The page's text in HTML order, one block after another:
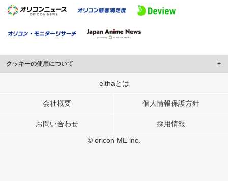
クッキーの使用について
このサイトでは Cookie を使用して、ユーザーに合わせたコンテンツや広告の
行っています。
メディアや広告配信、データ解析の各パートナーに提供しています。
elthaとは
会社概要 個人情報保護方針
お問い合わせ 採用情報
© oricon ME inc.